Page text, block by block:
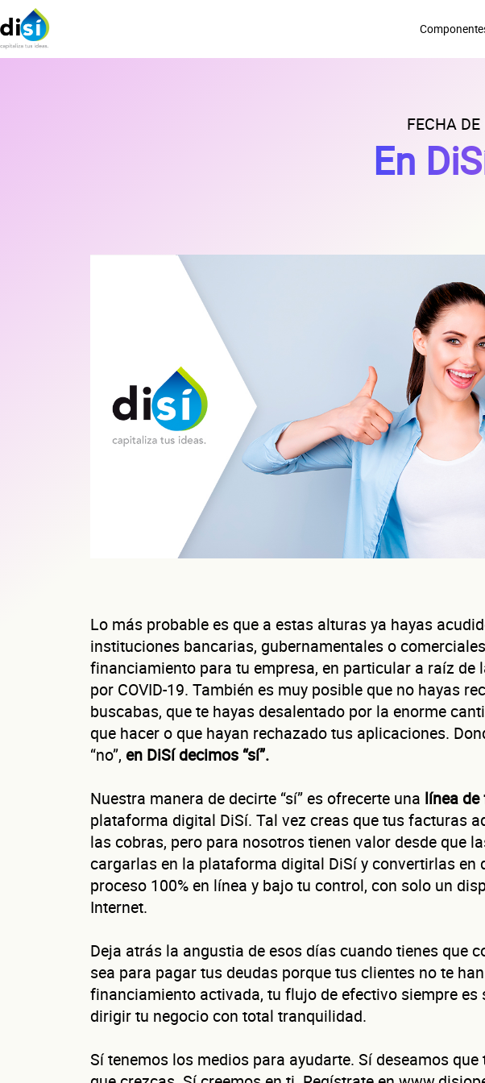
FECHA
En
Lo más probable es que a estas alturas ya hayas
instituciones bancarias, gubernamentales o
financiamiento para tu empresa, en particular a raíz de
por COVID-19. También es muy posible que no hayas
buscabas, que te hayas desalentado por la enorme
que hacer o que hayan rechazado tus aplicaciones.
“no”, en DiSí decimos “sí”.
Nuestra manera de decirte “sí” es ofrecerte una línea
plataforma digital DiSí. Tal vez creas que tus facturas
las cobras, pero para nosotros tienen valor desde que
cargarlas en la plataforma digital DiSí y convertirlas en
proceso 100% en línea y bajo tu control, con solo un
Internet.
Deja atrás la angustia de esos días cuando tienes que
sea para pagar tus deudas porque tus clientes no te
financiamiento activada, tu flujo de efectivo siempre es
dirigir tu negocio con total tranquilidad.
Sí tenemos los medios para ayudarte. Sí deseamos
Autorización inmediata
Solicita aquí tu
Esta es una
¿Cuánto factura tu negocio al año?
Esto nos ayuda a ofrecerte la línea de crédito
No te preocupes, evaluamos cada caso de